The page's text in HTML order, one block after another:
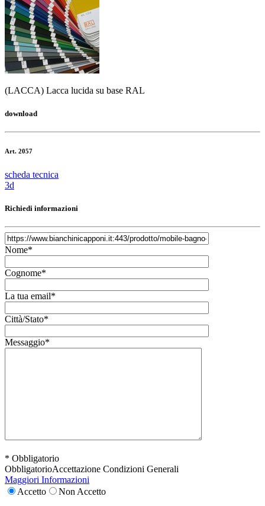
(LACCA) Lacca lucida su base RAL
download
Art. 2057
scheda tecnica
3d
Richiedi informazioni
Nome*
Cognome*
La tua email*
Città/Stato*
Messaggio*
* Obbligatorio
ObbligatorioAccettazione Condizioni Generali
Maggiori Informazioni
Accetto
Non Accetto